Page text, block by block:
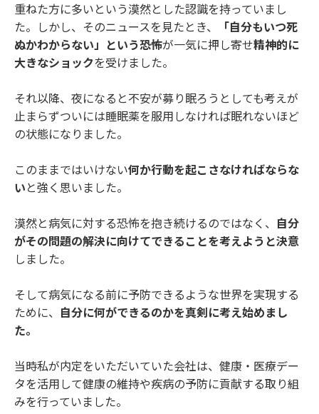
重ねた方に多いという漠然とした認識を持っていまし
た。しかし、そのニュースを見たとき、
「自分もいつ死
ぬかわからない」という恐怖が一気に押し寄せ精神的に
大きなショックを受けました。
それ以降、夜になると不安が募り眠ろうとしても考えが
止まらずついには睡眠薬を服用しなければ眠れないほど
の状態になりました。
このままではいけない何か行動を起こさなければならな
い と強く思いました。
漠然と病気に対する恐怖を抱き続けるのではなく、 自分
がその問題の解決に向けてできることを考えようと決意
しました。
そして病気になる前に予防できるような世界を実現する
ために、 自分に何ができるのかを真剣に考え始めまし
た。
当時私が内定をいただいていた会社は、健康・医療デー
タを活用して健康の維持や疾病の予防に貢献する取り組
みを行っていました。